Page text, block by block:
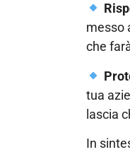
messo
che
tua
lascia
In